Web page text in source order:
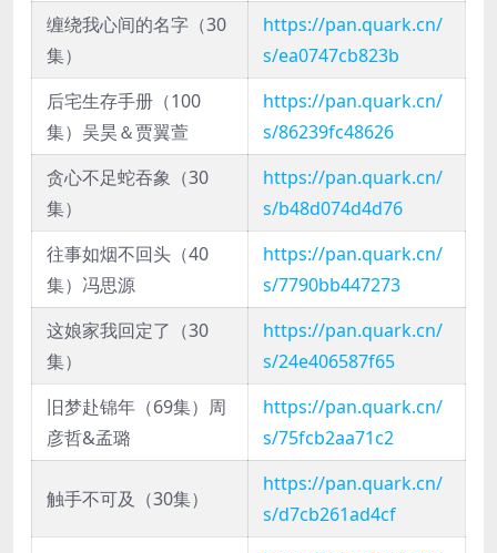
缠绕我心间的名字（30
集）
https://pan.quark.cn/
s/ea0747cb823b
后宅生存手册（100
集）吴昊＆贾翼萱
https://pan.quark.cn/
s/86239fc48626
贪心不足蛇吞象（30
集）
https://pan.quark.cn/
s/b48d074d4d76
往事如烟不回头（40
集）冯思源
https://pan.quark.cn/
s/7790bb447273
这娘家我回定了（30
集）
https://pan.quark.cn/
s/24e406587f65
旧梦赴锦年（69集）周
彦哲&孟璐
https://pan.quark.cn/
s/75fcb2aa71c2
触手不可及（30集）
https://pan.quark.cn/
s/d7cb261ad4cf